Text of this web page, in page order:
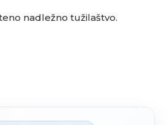
nadležno tužilaštvo.